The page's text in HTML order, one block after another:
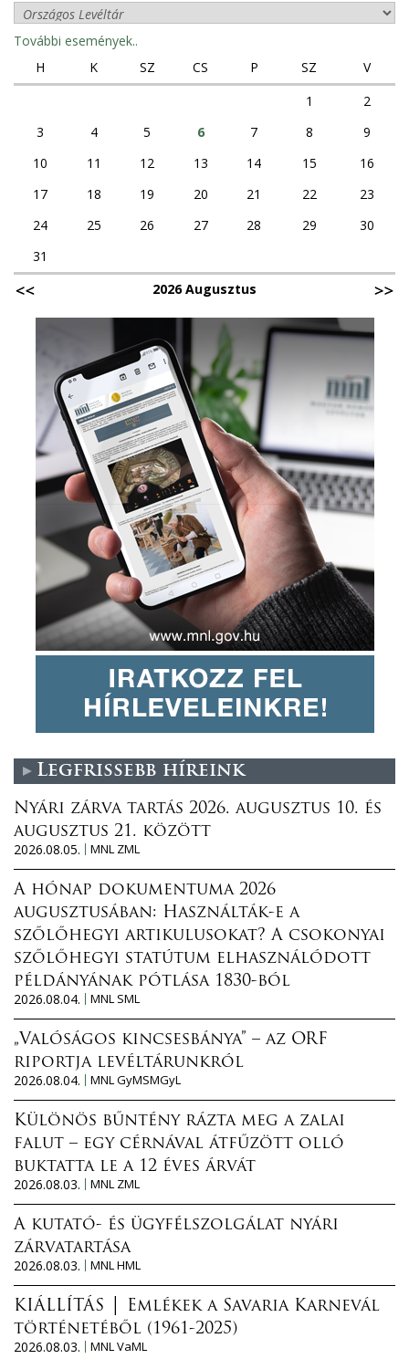
További események..
H
K SZ CS P SZ
V
1
2
3
4 5 6 7 8
9
10
11 12 13 14 15
16
17
18 19 20 21 22
23
24
25 26 27 28 29
30
31
2026 Augusztus
Legfrissebb híreink
Nyári zárva tartás 2026. augusztus 10. és
augusztus 21. között
2026.08.05.
MNL ZML
A hónap dokumentuma 2026
augusztusában: Használták-e a
szőlőhegyi artikulusokat? A csokonyai
szőlőhegyi statútum elhasználódott
példányának pótlása 1830-ból
2026.08.04.
MNL SML
„Valóságos kincsesbánya” – az ORF
riportja levéltárunkról
2026.08.04.
MNL GyMSMGyL
Különös bűntény rázta meg a zalai
falut – egy cérnával átfűzött olló
buktatta le a 12 éves árvát
2026.08.03.
MNL ZML
A kutató- és ügyfélszolgálat nyári
zárvatartása
2026.08.03.
MNL HML
KIÁLLÍTÁS │ Emlékek a Savaria Karnevál
történetéből (1961-2025)
2026.08.03.
MNL VaML